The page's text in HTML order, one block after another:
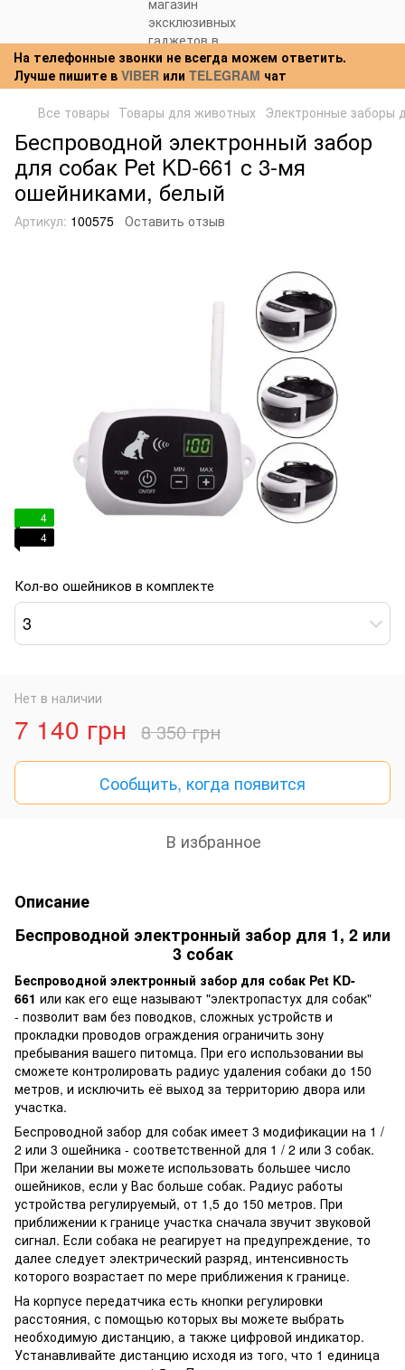
На телефонные звонки не всегда можем ответить.
Лучше пишите в VIBER или TELEGRAM чат
Все товары Товары для животных Электронные заборы
Беспроводной электронный забор
для собак Pet KD-661 с 3-мя
ошейниками, белый
Артикул: 100575 Оставить отзыв
4
4
Кол-во ошейников в комплекте
3
Нет в наличии
7 140 грн 8 350 грн
Сообщить, когда появится
В избранное
Описание
Беспроводной электронный забор для 1, 2 или
3 собак
Беспроводной электронный забор для собак Pet KD-
661 или как его еще называют "электропастух для собак"
- позволит вам без поводков, сложных устройств и
прокладки проводов ограждения ограничить зону
пребывания вашего питомца. При его использовании вы
сможете контролировать радиус удаления собаки до 150
метров, и исключить её выход за территорию двора или
участка.
Беспроводной забор для собак имеет 3 модификации на 1 /
2 или 3 ошейника - соответственной для 1 / 2 или 3 собак.
При желании вы можете использовать большее число
ошейников, если у Вас больше собак. Радиус работы
устройства регулируемый, от 1,5 до 150 метров. При
приближении к границе участка сначала звучит звуковой
сигнал. Если собака не реагирует на предупреждение, то
далее следует электрический разряд, интенсивность
которого возрастает по мере приближения к границе.
На корпусе передатчика есть кнопки регулировки
расстояния, с помощью которых вы можете выбрать
необходимую дистанцию, а также цифровой индикатор.
Устанавливайте дистанцию исходя из того, что 1 единица